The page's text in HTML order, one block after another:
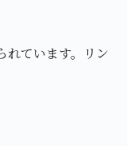
れています。リン